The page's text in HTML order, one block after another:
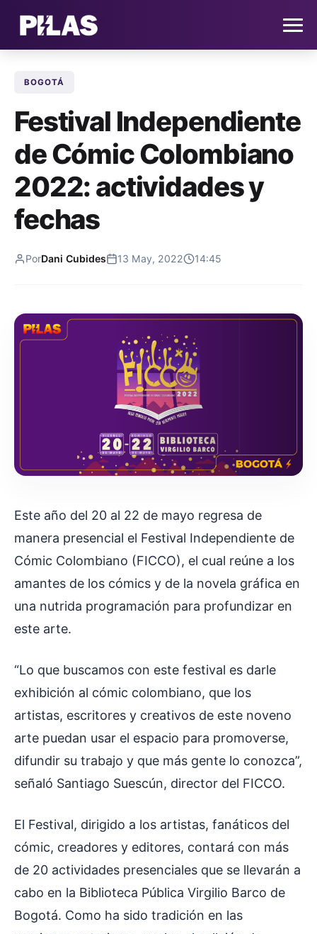
NOTICIAS
QUIÉNES SOMOS
CONTACTO
SUSCRÍBETE
BOGOTÁ
Festival Independiente
de Cómic Colombiano
2022: actividades y
fechas
PorDani Cubides 13 May, 2022 14:45
Este año del 20 al 22 de mayo regresa de
manera presencial el Festival Independiente de
Cómic Colombiano (FICCO), el cual reúne a los
amantes de los cómics y de la novela gráfica en
una nutrida programación para profundizar en
este arte.
“Lo que buscamos con este festival es darle
exhibición al cómic colombiano, que los
artistas, escritores y creativos de este noveno
arte puedan usar el espacio para promoverse,
difundir su trabajo y que más gente lo conozca”,
señaló Santiago Suescún, director del FICCO.
El Festival, dirigido a los artistas, fanáticos del
cómic, creadores y editores, contará con más
de 20 actividades presenciales que se llevarán a
cabo en la Biblioteca Pública Virgilio Barco de
Bogotá. Como ha sido tradición en las